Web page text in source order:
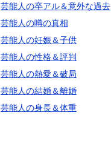
芸能人の卒アル＆意外な過去
芸能人の噂の真相
芸能人の妊娠＆子供
芸能人の性格＆評判
芸能人の熱愛＆破局
芸能人の結婚＆離婚
芸能人の身長＆体重